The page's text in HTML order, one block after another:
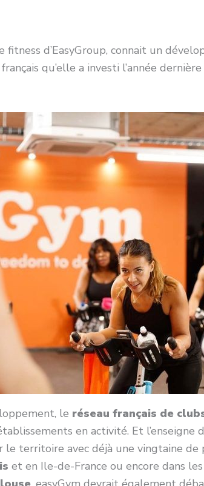
fitness d’EasyGroup, connait un
qu’elle a investi l’année
le réseau français de
en activité. Et l’enseigne
le territoire avec déjà une vingtaine de
et en Ile-de-France ou encore dans